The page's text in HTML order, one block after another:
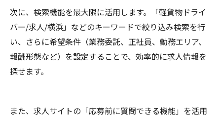
次に、検索機能を最大限に活用します。「軽貨物ドライ
バー/求人/横浜」などのキーワードで絞り込み検索を行
い、さらに希望条件（業務委託、正社員、勤務エリア、
報酬形態など）を設定することで、効率的に求人情報を
探せます。
また、求人サイトの「応募前に質問できる機能」を活用